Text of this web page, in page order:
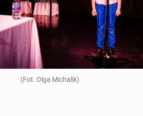
(Fot. Olga Mi­cha­lik)